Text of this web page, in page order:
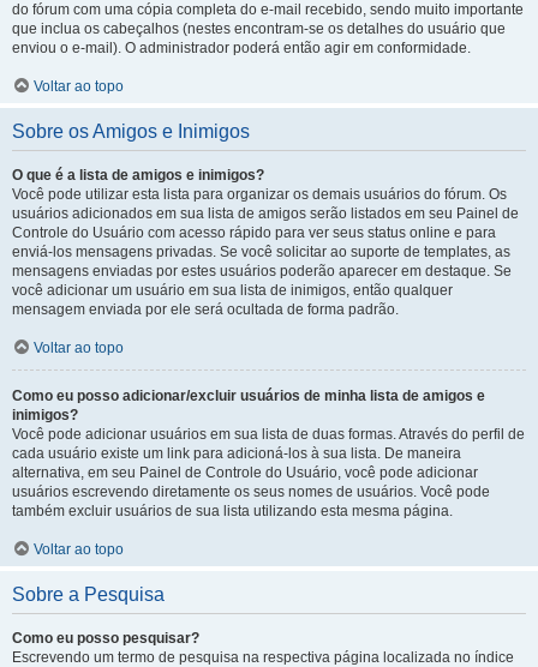
do fórum com uma cópia completa do e-mail recebido, sendo muito importante
que inclua os cabeçalhos (nestes encontram-se os detalhes do usuário que
enviou o e-mail). O administrador poderá então agir em conformidade.
Voltar ao topo
Sobre os Amigos e Inimigos
O que é a lista de amigos e inimigos?
Você pode utilizar esta lista para organizar os demais usuários do fórum. Os
usuários adicionados em sua lista de amigos serão listados em seu Painel de
Controle do Usuário com acesso rápido para ver seus status online e para
enviá-los mensagens privadas. Se você solicitar ao suporte de templates, as
mensagens enviadas por estes usuários poderão aparecer em destaque. Se
você adicionar um usuário em sua lista de inimigos, então qualquer
mensagem enviada por ele será ocultada de forma padrão.
Voltar ao topo
Como eu posso adicionar/excluir usuários de minha lista de amigos e
inimigos?
Você pode adicionar usuários em sua lista de duas formas. Através do perfil de
cada usuário existe um link para adicioná-los à sua lista. De maneira
alternativa, em seu Painel de Controle do Usuário, você pode adicionar
usuários escrevendo diretamente os seus nomes de usuários. Você pode
também excluir usuários de sua lista utilizando esta mesma página.
Voltar ao topo
Sobre a Pesquisa
Como eu posso pesquisar?
Escrevendo um termo de pesquisa na respectiva página localizada no índice